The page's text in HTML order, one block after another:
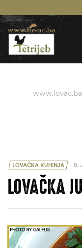
www.lovac.ba
LOVAČKA KUHINJA 8.
LOVAČKA